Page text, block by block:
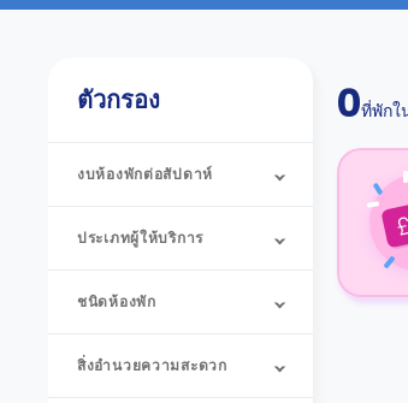
ตัวกรอง
งบห้องพักต่อสัปดาห์
ประเภทผู้ให้บริการ
ชนิดห้องพัก
สิ่งอำนวยความสะดวก
0ที่พักใ